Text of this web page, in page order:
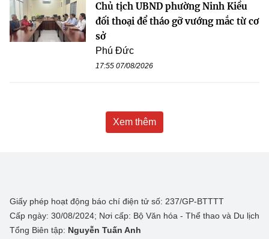
Chủ tịch UBND phường Ninh Kiều
đối thoại để tháo gỡ vướng mắc từ cơ
sở
Phú Đức
17:55 07/08/2026
Xem thêm
Giấy phép hoạt động báo chí điện tử số: 237/GP-BTTTT
Cấp ngày: 30/08/2024; Nơi cấp: Bộ Văn hóa - Thể thao và Du lịch
Tổng Biên tập: Nguyễn Tuấn Anh